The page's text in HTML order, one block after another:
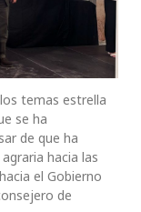
temas estrella
se ha
de que ha
hacia las
el Gobierno
de